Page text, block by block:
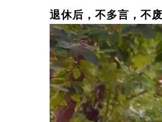
退休后，不多言，不